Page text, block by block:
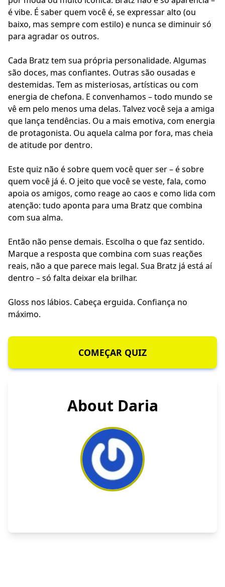
é vibe. É saber quem você é, se expressar alto (ou
baixo, mas sempre com estilo) e nunca se diminuir só
para agradar os outros.
Cada Bratz tem sua própria personalidade. Algumas
são doces, mas confiantes. Outras são ousadas e
destemidas. Tem as misteriosas, artísticas ou com
energia de chefona. E convenhamos – todo mundo se
vê em pelo menos uma delas. Talvez você seja a amiga
que lança tendências. Ou a mais emotiva, com energia
de protagonista. Ou aquela calma por fora, mas cheia
de atitude por dentro.
Este quiz não é sobre quem você quer ser – é sobre
quem você já é. O jeito que você se veste, fala, como
apoia os amigos, como reage ao caos e como lida com
atenção: tudo aponta para uma Bratz que combina
com sua alma.
Então não pense demais. Escolha o que faz sentido.
Marque a resposta que combina com suas reações
reais, não a que parece mais legal. Sua Bratz já está aí
dentro – só falta deixar ela brilhar.
Gloss nos lábios. Cabeça erguida. Confiança no
máximo.
COMEÇAR QUIZ
About Daria